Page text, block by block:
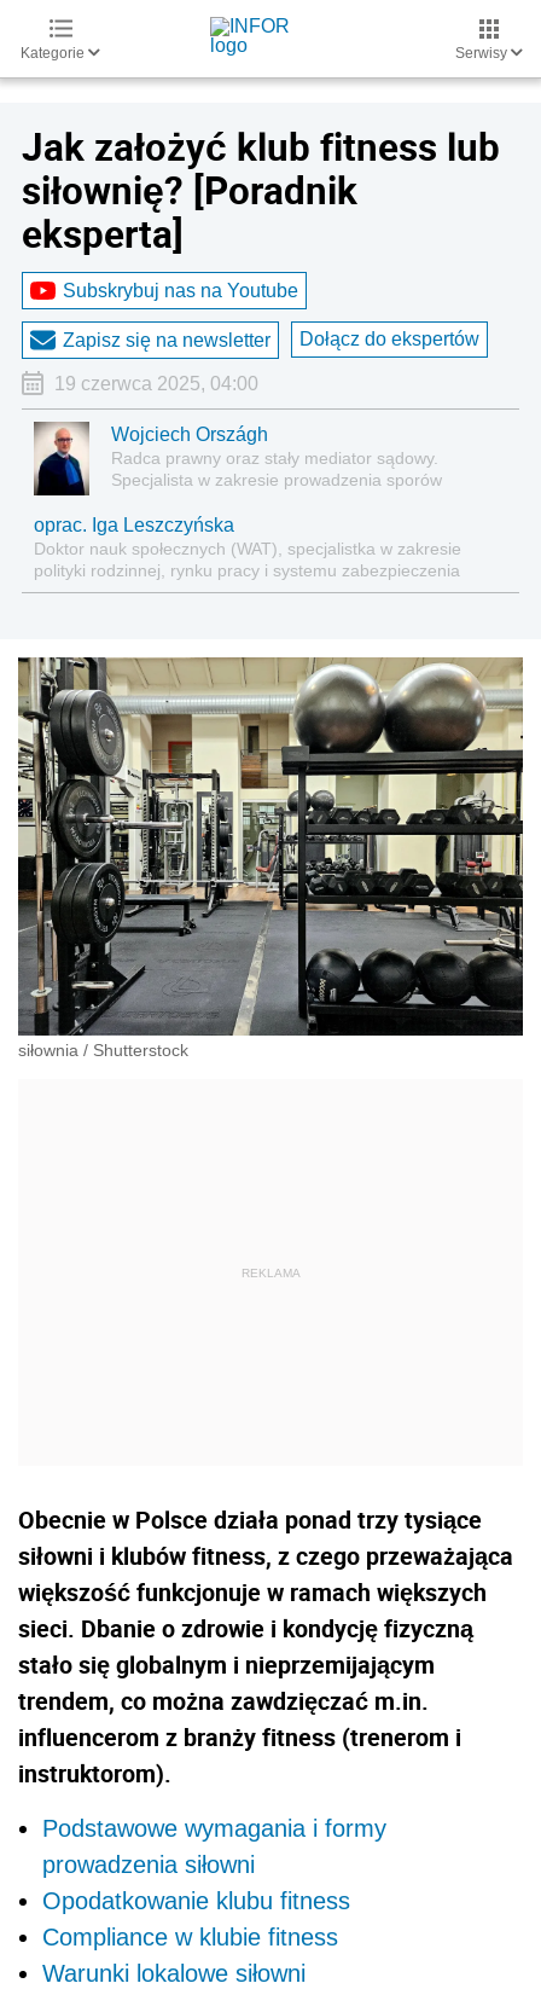
Kategorie Serwisy
Jak założyć klub fitness lub
siłownię? [Poradnik
eksperta]
Subskrybuj nas na Youtube
Zapisz się na newsletter Dołącz do ekspertów
19 czerwca 2025, 04:00
Wojciech Országh
Radca prawny oraz stały mediator sądowy.
Specjalista w zakresie prowadzenia sporów
tworzeniu i negocjowaniu umów gospodarczych
oprac. Iga Leszczyńska
Doktor nauk społecznych (WAT), specjalistka w zakresie
polityki rodzinnej, rynku pracy i systemu zabezpieczenia
społecznego.
siłownia / Shutterstock
Obecnie w Polsce działa ponad trzy tysiące
siłowni i klubów fitness, z czego przeważająca
większość funkcjonuje w ramach większych
sieci. Dbanie o zdrowie i kondycję fizyczną
stało się globalnym i nieprzemijającym
trendem, co można zawdzięczać m.in.
influencerom z branży fitness (trenerom i
instruktorom).
Podstawowe wymagania i formy
prowadzenia siłowni
Opodatkowanie klubu fitness
Compliance w klubie fitness
Warunki lokalowe siłowni